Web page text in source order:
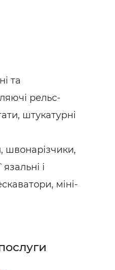
та
рельс-
штукатурні
швонарізчики,
і
міні-